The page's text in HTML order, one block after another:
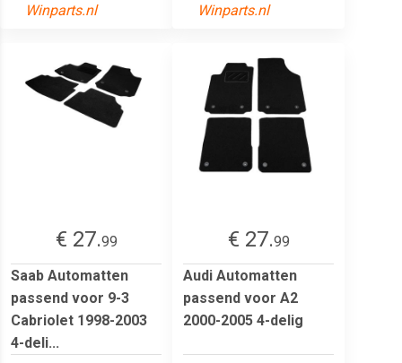
Winparts.nl Winparts.nl
€ 27.99
Saab Automatten
passend voor 9-3
Cabriolet 1998-2003
4-deli...
€ 27.99
Audi Automatten
passend voor A2
2000-2005 4-delig